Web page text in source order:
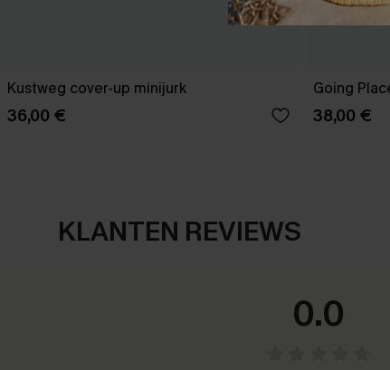
Kustweg cover-up minijurk
36,00 €
Going
38,00 €
KLANTEN REVIEWS
0.0